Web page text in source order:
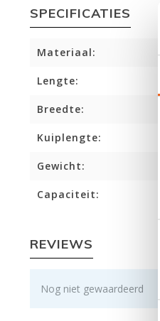
SPECIFICATIES
Materiaal:
Lengte:
Breedte:
Kuiplengte:
Gewicht:
Capaciteit:
REVIEWS
Nog niet gewaardeerd